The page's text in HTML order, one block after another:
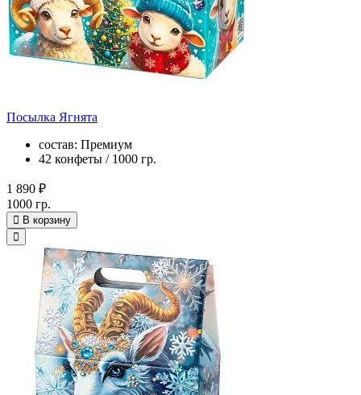
Посылка Ягнята
состав: Премиум
42 конфеты / 1000 гр.
1 890 ₽
1000 гр.
В корзину